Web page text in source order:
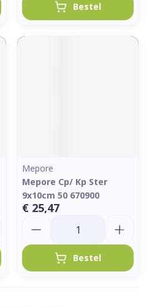
Bestel
Mepore
Mepore Cp/ Kp Ster
9x10cm 50 670900
€ 25,47
Bestel